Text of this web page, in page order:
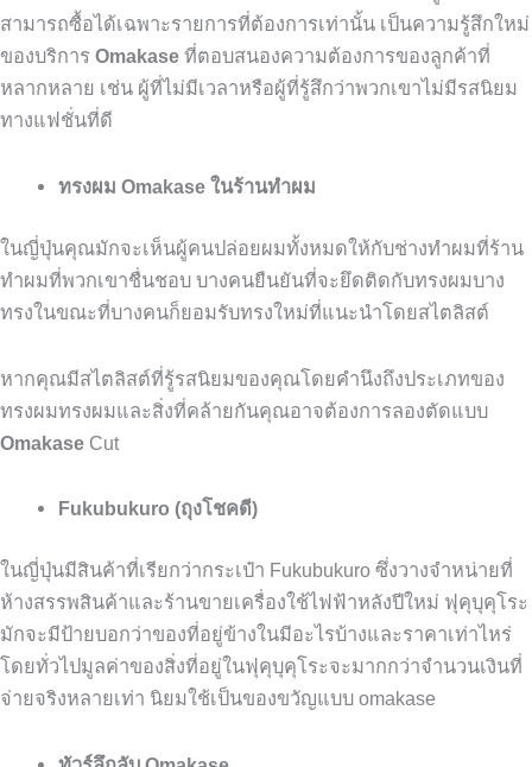
สามารถซื้อได้เฉพาะรายการที่ต้องการเท่านั้น เป็นความรู้สึกใหม่
ของบริการ Omakase ที่ตอบสนองความต้องการของลูกค้าที่
หลากหลาย เช่น ผู้ที่ไม่มีเวลาหรือผู้ที่รู้สึกว่าพวกเขาไม่มีรสนิยม
ทางแฟชั่นที่ดี
ทรงผม Omakase ในร้านทำผม
ในญี่ปุ่นคุณมักจะเห็นผู้คนปล่อยผมทั้งหมดให้กับช่างทำผมที่ร้าน
ทำผมที่พวกเขาชื่นชอบ บางคนยืนยันที่จะยึดติดกับทรงผมบาง
ทรงในขณะที่บางคนก็ยอมรับทรงใหม่ที่แนะนำโดยสไตลิสต์
หากคุณมีสไตลิสต์ที่รู้รสนิยมของคุณโดยคำนึงถึงประเภทของ
ทรงผมทรงผมและสิ่งที่คล้ายกันคุณอาจต้องการลองตัดแบบ
Omakase Cut
Fukubukuro (ถุงโชคดี)
ในญี่ปุ่นมีสินค้าที่เรียกว่ากระเป๋า Fukubukuro ซึ่งวางจำหน่ายที่
ห้างสรรพสินค้าและร้านขายเครื่องใช้ไฟฟ้าหลังปีใหม่ ฟุคุบุคุโระ
มักจะมีป้ายบอกว่าของที่อยู่ข้างในมีอะไรบ้างและราคาเท่าไหร่
โดยทั่วไปมูลค่าของสิ่งที่อยู่ในฟุคุบุคุโระจะมากกว่าจำนวนเงินที่
จ่ายจริงหลายเท่า นิยมใช้เป็นของขวัญแบบ omakase